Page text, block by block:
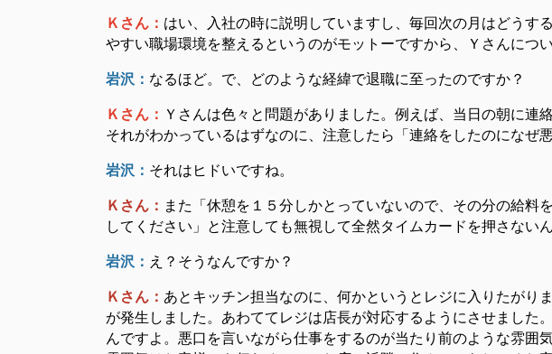
Ｋさん： はい、入社の時に説明していますし、毎回次の月はどうす
やすい職場環境を整えるというのがモットーですから、Ｙさんにつ
岩沢： なるほど。で、どのような経緯で退職に至ったのですか？
Ｋさん： Ｙさんは色々と問題がありました。例えば、当日の朝に連
それがわかっているはずなのに、注意したら「連絡をしたのになぜ
岩沢： それはヒドいですね。
Ｋさん： また「休憩を１５分しかとっていないので、その分の給
してください」と注意しても無視して全然タイムカードを押さないん
岩沢： え？そうなんですか？
Ｋさん： あとキッチン担当なのに、何かというとレジに入りたがり
が発生しました。あわててレジは店長が対応するようにさせまし
んですよ。悪口を言いながら仕事をするのが当たり前のような雰